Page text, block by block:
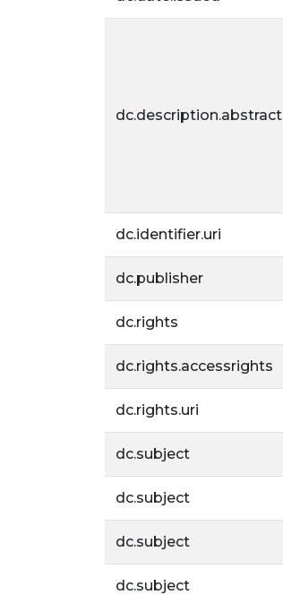
dc.description.abstract
dc.identifier.uri
dc.publisher
dc.rights
dc.rights.accessrights
dc.rights.uri
dc.subject
dc.subject
dc.subject
dc.subject